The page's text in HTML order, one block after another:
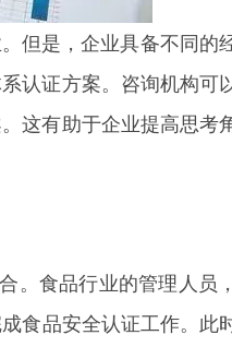
但是，企业具备不同的
认证方案。咨询机构可
这有助于企业提高思考
。食品行业的管理人员
食品安全认证工作。此